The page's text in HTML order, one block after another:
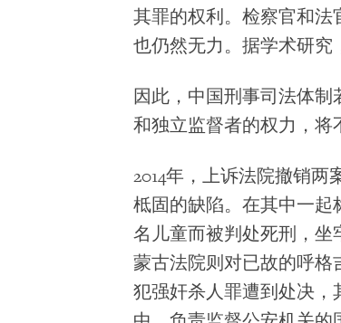
其罪的权利。检察官和法
也仍然无力。据学术研究
因此，中国刑事司法体
和独立监督者的权力，将
2014年，上诉法院撤销
柢固的缺陷。在其中一
名儿童而被判处死刑，坐
蒙古法院则对已故的呼格
犯强奸杀人罪遭到处决，